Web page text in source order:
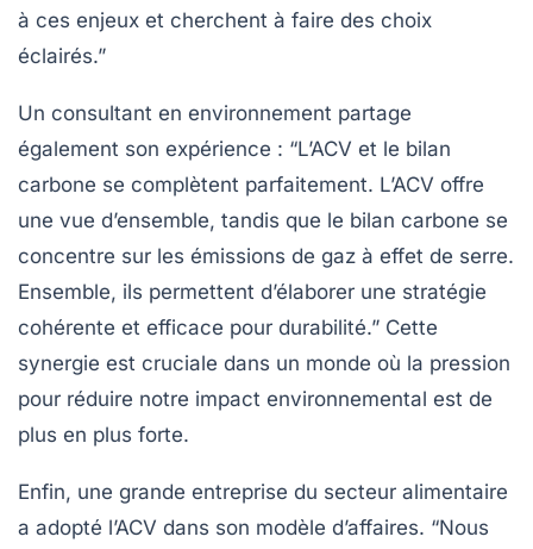
à ces enjeux et cherchent à faire des choix
éclairés.”
Un consultant en environnement partage
également son expérience : “L’ACV et le bilan
carbone se complètent parfaitement. L’ACV offre
une vue d’ensemble, tandis que le bilan carbone se
concentre sur les émissions de gaz à effet de serre.
Ensemble, ils permettent d’élaborer une stratégie
cohérente et efficace pour durabilité.” Cette
synergie est cruciale dans un monde où la pression
pour réduire notre impact environnemental est de
plus en plus forte.
Enfin, une grande entreprise du secteur alimentaire
a adopté l’ACV dans son modèle d’affaires. “Nous